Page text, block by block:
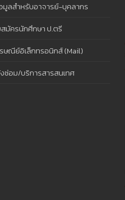
มูลสำหรับอาจารย์-บุคลากร
มัครนักศึกษา ป.ตรี
ษณีย์อิเล็กทรอนิกส์ (Mail)
ซ่อม/บริการสารสนเทศ